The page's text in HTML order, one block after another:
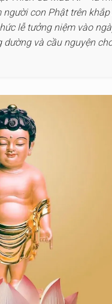
con Phật trên
lễ tưởng niệm vào
và cầu nguyện